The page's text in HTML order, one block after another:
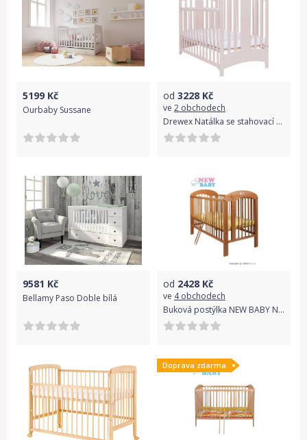
5199 Kč
Ourbaby Sussane
od 3228 Kč
ve 2 obchodech
Drewex Natálka se stahovací bočnicí krémová
9581 Kč
Bellamy Paso Doble bílá
od 2428 Kč
ve 4 obchodech
Buková postýlka NEW BABY Natalie - přírodní
Doprava zdarma